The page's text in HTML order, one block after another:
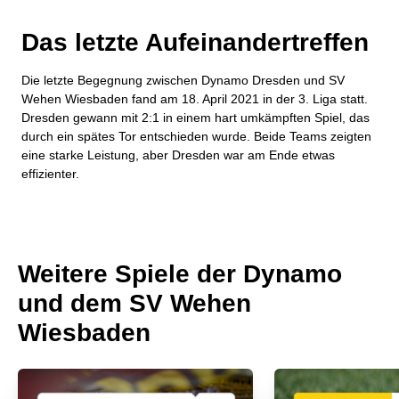
Das letzte Aufeinandertreffen
Die letzte Begegnung zwischen Dynamo Dresden und SV
Wehen Wiesbaden fand am 18. April 2021 in der 3. Liga statt.
Dresden gewann mit 2:1 in einem hart umkämpften Spiel, das
durch ein spätes Tor entschieden wurde. Beide Teams zeigten
eine starke Leistung, aber Dresden war am Ende etwas
effizienter.
Weitere Spiele der Dynamo
und dem SV Wehen
Wiesbaden